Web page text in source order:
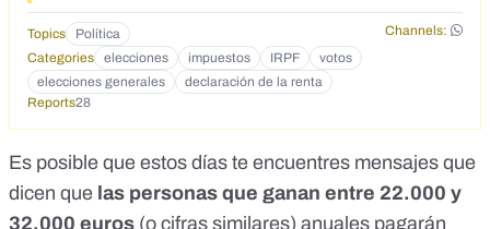
cuando usted tenga que hacer la declaración de la renta del
año 2023, que se entrega en junio de 2024, a usted le van a
cobrar todo lo que no ha pagado durante 2023 y le van a
crujir vivo. Todo lo contrario, no le han bajado los impuestos,
se los están subiendo, pero la subida se la están demorando
para que la pague en 2024, después de las elecciones. De
esto mucha gente no se ha dado cuenta y es gravísimo. A
esto súmenle el comprar el voto de la gente joven con
aquello del bono joven... Este audio debería volar para que
todo el mundo sepa que nos estamos enfrentando a una
Topics Política
Channels:
Categories
elecciones impuestos IRPF
votos
elecciones generales
declaración de la renta
Reports28
Es posible que estos días te encuentres mensajes que
dicen que las personas que ganan entre 22.000 y
32.000 euros (o cifras similares) anuales pagarán